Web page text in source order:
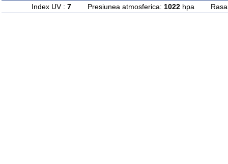
Index UV : 7Presiunea atmosferica: 1022hpa